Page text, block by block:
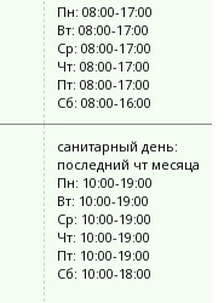
Пн: 08:00-17:00
Вт: 08:00-17:00
Ср: 08:00-17:00
Чт: 08:00-17:00
Пт: 08:00-17:00
Сб: 08:00-16:00
санитарный день:
последний чт месяца
Пн: 10:00-19:00
Вт: 10:00-19:00
Ср: 10:00-19:00
Чт: 10:00-19:00
Пт: 10:00-19:00
Сб: 10:00-18:00